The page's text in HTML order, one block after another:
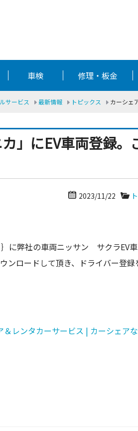
車検 修理・板金
サービス 最新情報 トピックス カーシェ
」にEV車両登録。
2023/11/22
に弊社の車両ニッサン サクラEV
ンロードして頂き、ドライバー登
レンタカーサービス | カーシェア